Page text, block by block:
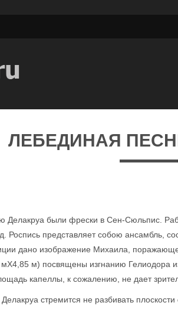
ЛЕБЕДИНАЯ
Делакруа были фрески в Сен-Сюльпис.
Роспись представляет собою ансамбль,
дано изображение Михаила,
м) посвящены изгнанию Гелиодора
капеллы, к сожалению, не дает
стремится не разбивать плоскости